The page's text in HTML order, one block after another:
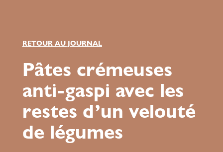
RETOUR AU JOURNAL
Pâtes crémeuses
anti-gaspi avec les
restes d’un velouté
de légumes